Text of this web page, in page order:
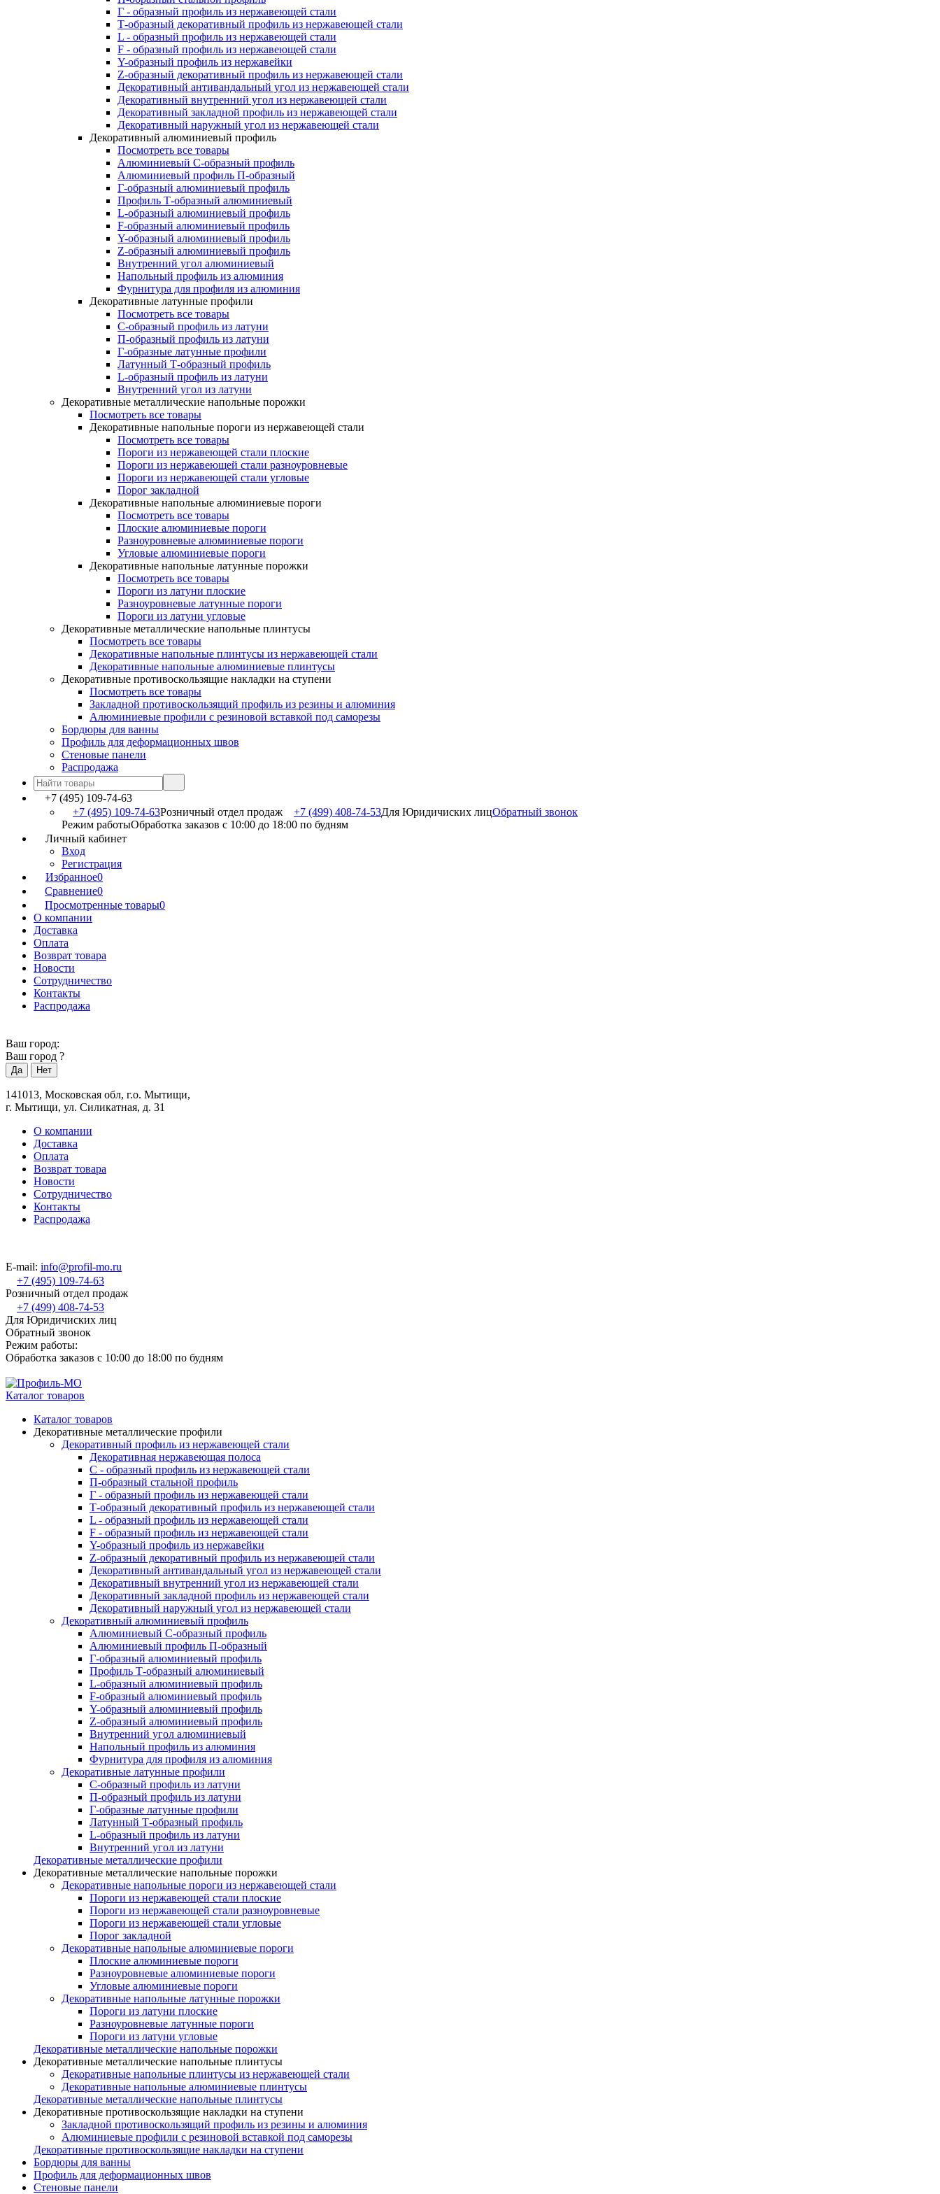
Г - образный профиль из нержавеющей стали
Т-образный декоративный профиль из нержавеющей стали
L - образный профиль из нержавеющей стали
F - образный профиль из нержавеющей стали
Y-образный профиль из нержавейки
Z-образный декоративный профиль из нержавеющей стали
Декоративный антивандальный угол из нержавеющей стали
Декоративный внутренний угол из нержавеющей стали
Декоративный закладной профиль из нержавеющей стали
Декоративный наружный угол из нержавеющей стали
Декоративный алюминиевый профиль
Посмотреть все товары
Алюминиевый С-образный профиль
Алюминиевый профиль П-образный
Г-образный алюминиевый профиль
Профиль Т-образный алюминиевый
L-образный алюминиевый профиль
F-образный алюминиевый профиль
Y-образный алюминиевый профиль
Z-образный алюминиевый профиль
Внутренний угол алюминиевый
Напольный профиль из алюминия
Фурнитура для профиля из алюминия
Декоративные латунные профили
Посмотреть все товары
C-образный профиль из латуни
П-образный профиль из латуни
Г-образные латунные профили
Латунный Т-образный профиль
L-образный профиль из латуни
Внутренний угол из латуни
Декоративные металлические напольные порожки
Посмотреть все товары
Декоративные напольные пороги из нержавеющей стали
Посмотреть все товары
Пороги из нержавеющей стали плоские
Пороги из нержавеющей стали разноуровневые
Пороги из нержавеющей стали угловые
Порог закладной
Декоративные напольные алюминиевые пороги
Посмотреть все товары
Плоские алюминиевые пороги
Разноуровневые алюминиевые пороги
Угловые алюминиевые пороги
Декоративные напольные латунные порожки
Посмотреть все товары
Пороги из латуни плоские
Разноуровневые латунные пороги
Пороги из латуни угловые
Декоративные металлические напольные плинтусы
Посмотреть все товары
Декоративные напольные плинтусы из нержавеющей стали
Декоративные напольные алюминиевые плинтусы
Декоративные противоскользящие накладки на ступени
Посмотреть все товары
Закладной противоскользящий профиль из резины и алюминия
Алюминиевые профили с резиновой вставкой под саморезы
Бордюры для ванны
Профиль для деформационных швов
Стеновые панели
Распродажа
+7 (495) 109-74-63
+7 (495) 109-74-63Розничный отдел продаж +7 (499) 408-74-53Для Юридичиских лицОбратный звонок
Режим работыОбработка заказов с 10:00 до 18:00 по будням
Личный кабинет
Вход
Регистрация
Избранное0
Сравнение0
Просмотренные товары0
О компании
Доставка
Оплата
Возврат товара
Новости
Сотрудничество
Контакты
Распродажа
Ваш город:
Ваш город ?
141013, Московская обл, г.о. Мытищи,
г. Мытищи, ул. Силикатная, д. 31
О компании
Доставка
Оплата
Возврат товара
Новости
Сотрудничество
Контакты
Распродажа
E-mail: info@profil-mo.ru
+7 (495) 109-74-63
Розничный отдел продаж
+7 (499) 408-74-53
Для Юридичиских лиц
Обратный звонок
Режим работы:
Обработка заказов с 10:00 до 18:00 по будням
Каталог товаров
Каталог товаров
Декоративные металлические профили
Декоративный профиль из нержавеющей стали
Декоративная нержавеющая полоса
С - образный профиль из нержавеющей стали
П-образный стальной профиль
Г - образный профиль из нержавеющей стали
Т-образный декоративный профиль из нержавеющей стали
L - образный профиль из нержавеющей стали
F - образный профиль из нержавеющей стали
Y-образный профиль из нержавейки
Z-образный декоративный профиль из нержавеющей стали
Декоративный антивандальный угол из нержавеющей стали
Декоративный внутренний угол из нержавеющей стали
Декоративный закладной профиль из нержавеющей стали
Декоративный наружный угол из нержавеющей стали
Декоративный алюминиевый профиль
Алюминиевый С-образный профиль
Алюминиевый профиль П-образный
Г-образный алюминиевый профиль
Профиль Т-образный алюминиевый
L-образный алюминиевый профиль
F-образный алюминиевый профиль
Y-образный алюминиевый профиль
Z-образный алюминиевый профиль
Внутренний угол алюминиевый
Напольный профиль из алюминия
Фурнитура для профиля из алюминия
Декоративные латунные профили
C-образный профиль из латуни
П-образный профиль из латуни
Г-образные латунные профили
Латунный Т-образный профиль
L-образный профиль из латуни
Внутренний угол из латуни
Декоративные металлические профили
Декоративные металлические напольные порожки
Декоративные напольные пороги из нержавеющей стали
Пороги из нержавеющей стали плоские
Пороги из нержавеющей стали разноуровневые
Пороги из нержавеющей стали угловые
Порог закладной
Декоративные напольные алюминиевые пороги
Плоские алюминиевые пороги
Разноуровневые алюминиевые пороги
Угловые алюминиевые пороги
Декоративные напольные латунные порожки
Пороги из латуни плоские
Разноуровневые латунные пороги
Пороги из латуни угловые
Декоративные металлические напольные порожки
Декоративные металлические напольные плинтусы
Декоративные напольные плинтусы из нержавеющей стали
Декоративные напольные алюминиевые плинтусы
Декоративные металлические напольные плинтусы
Декоративные противоскользящие накладки на ступени
Закладной противоскользящий профиль из резины и алюминия
Алюминиевые профили с резиновой вставкой под саморезы
Декоративные противоскользящие накладки на ступени
Бордюры для ванны
Профиль для деформационных швов
Стеновые панели